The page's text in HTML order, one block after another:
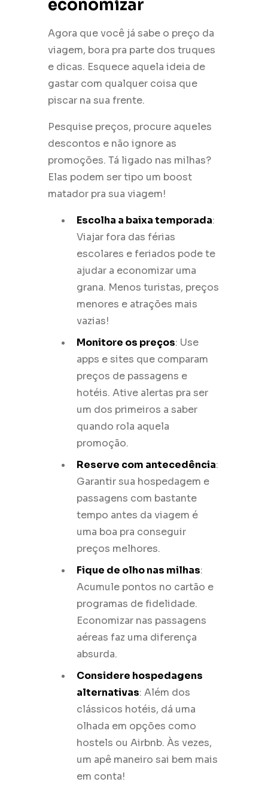
economizar
Agora que você já sabe o preço da
viagem, bora pra parte dos truques
e dicas. Esquece aquela ideia de
gastar com qualquer coisa que
piscar na sua frente.
Pesquise preços, procure aqueles
descontos e não ignore as
promoções. Tá ligado nas milhas?
Elas podem ser tipo um boost
matador pra sua viagem!
Escolha a baixa temporada:
Viajar fora das férias
escolares e feriados pode te
ajudar a economizar uma
grana. Menos turistas, preços
menores e atrações mais
vazias!
Monitore os preços: Use
apps e sites que comparam
preços de passagens e
hotéis. Ative alertas pra ser
um dos primeiros a saber
quando rola aquela
promoção.
Reserve com antecedência:
Garantir sua hospedagem e
passagens com bastante
tempo antes da viagem é
uma boa pra conseguir
preços melhores.
Fique de olho nas milhas:
Acumule pontos no cartão e
programas de fidelidade.
Economizar nas passagens
aéreas faz uma diferença
absurda.
Considere hospedagens
alternativas: Além dos
clássicos hotéis, dá uma
olhada em opções como
hostels ou Airbnb. Às vezes,
um apê maneiro sai bem mais
em conta!